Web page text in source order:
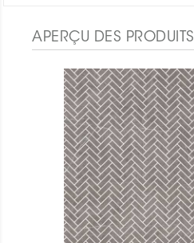
APERÇU DES PRODUITS